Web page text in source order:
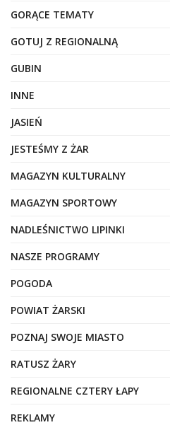
GORĄCE TEMATY
GOTUJ Z REGIONALNĄ
GUBIN
INNE
JASIEŃ
JESTEŚMY Z ŻAR
MAGAZYN KULTURALNY
MAGAZYN SPORTOWY
NADLEŚNICTWO LIPINKI
NASZE PROGRAMY
POGODA
POWIAT ŻARSKI
POZNAJ SWOJE MIASTO
RATUSZ ŻARY
REGIONALNE CZTERY ŁAPY
REKLAMY